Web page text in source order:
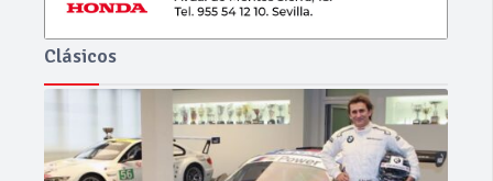
Clásicos